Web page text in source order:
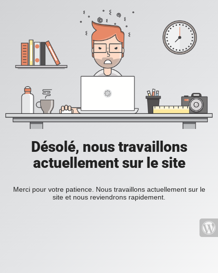
Désolé, nous travaillons
actuellement sur le site
Merci pour votre patience. Nous travaillons actuellement sur le
site et nous reviendrons rapidement.